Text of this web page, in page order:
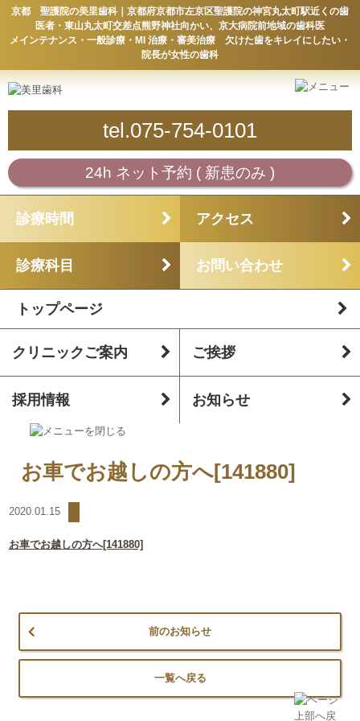
京都 聖護院の美里歯科｜京都府京都市左京区聖護院の神宮丸太町駅近くの歯
医者・東山丸太町交差点熊野神社向かい、京大病院前地域の歯科医
メインテナンス・一般診療・MI 治療・審美治療 欠けた歯をキレイにしたい・
院長が女性の歯科
tel.075-754-0101
24h ネット予約 ( 新患のみ )
診療時間 アクセス
診療科目 お問い合わせ
トップページ
クリニックご案内 ご挨拶
採用情報 お知らせ
お車でお越しの方へ[141880]
2020.01.15
お車でお越しの方へ[141880]
前のお知らせ
一覧へ戻る